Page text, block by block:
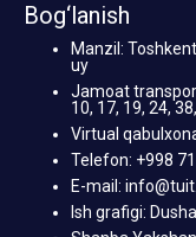
Bog‘lanish
Manzil:
uy
Jamoat
10, 17, 19, 24,
Virtual
Telefon: +998
E-mail:
Ish grafigi: